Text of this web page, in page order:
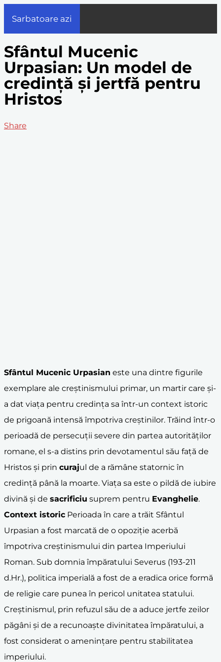
Sarbatoare azi
Sfântul Mucenic
Urpasian: Un model de
credință și jertfă pentru
Hristos
Share
Sfântul Mucenic Urpasian este una dintre figurile
exemplare ale creștinismului primar, un martir care și-
a dat viața pentru credința sa într-un context istoric
de prigoană intensă împotriva creștinilor. Trăind într-o
perioadă de persecuții severe din partea autorităților
romane, el s-a distins prin devotamentul său față de
Hristos și prin curajul de a rămâne statornic în
credință până la moarte. Viața sa este o pildă de iubire
divină și de sacrificiu suprem pentru Evanghelie.
Context istoric Perioada în care a trăit Sfântul
Urpasian a fost marcată de o opoziție acerbă
împotriva creștinismului din partea Imperiului
Roman. Sub domnia împăratului Severus (193-211
d.Hr.), politica imperială a fost de a eradica orice formă
de religie care punea în pericol unitatea statului.
Creștinismul, prin refuzul său de a aduce jertfe zeilor
păgâni și de a recunoaște divinitatea împăratului, a
fost considerat o amenințare pentru stabilitatea
imperiului.